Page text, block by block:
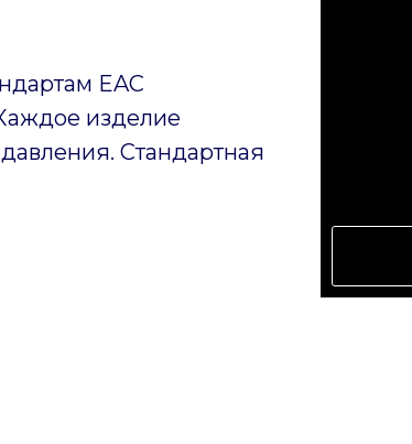
EAC
изделие
Стандартная